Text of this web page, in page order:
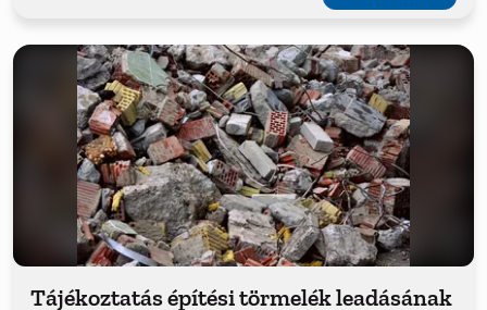
Tájékoztatás építési törmelék leadásának